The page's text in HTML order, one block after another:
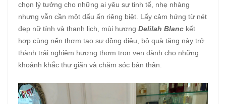
chọn lý tưởng cho những ai yêu sự tinh tế, nhẹ nhàng
nhưng vẫn cần một dấu ấn riêng biệt. Lấy cảm hứng từ nét
đẹp nữ tính và thanh lịch, mùi hương Delilah Blanc kết
hợp cùng nến thơm tạo sự đồng điệu, bộ quà tặng này trở
thành trải nghiệm hương thơm trọn vẹn dành cho những
khoảnh khắc thư giãn và chăm sóc bản thân.